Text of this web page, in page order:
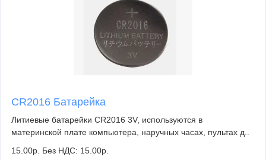
CR2016 Батарейка
Литиевые батарейки CR2016 3V, используются в
материнской плате компьютера, наручных часах, пультах д..
15.00р. Без НДС: 15.00р.